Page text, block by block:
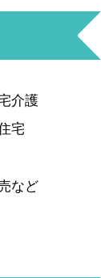
介護
宅
など